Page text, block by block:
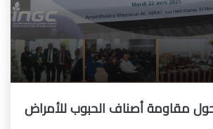
مقاومة أصناف الحبوب للأمراض